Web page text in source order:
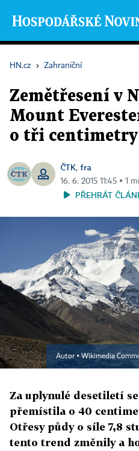
HN.cz › Zahraniční
Zemětřesení v
Mount
o tři centimetry
ČTK, fra
16. 6. 2015 11:45 ▪ 1
PŘEHRÁT
Autor ▪Wikimedia
Za uplynulé desetiletí
přemístila o 40
Otřesy půdy o síle 7,8
tento trend změnily a